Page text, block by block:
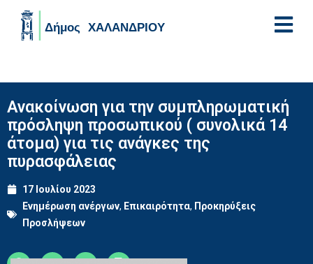
Ανακοίνωση για την συμπληρωματική
πρόσληψη προσωπικού ( συνολικά 14
άτομα) για τις ανάγκες της
πυρασφάλειας
17 Ιουλίου 2023
Ενημέρωση ανέργων, Επικαιρότητα, Προκηρύξεις
Προσλήψεων